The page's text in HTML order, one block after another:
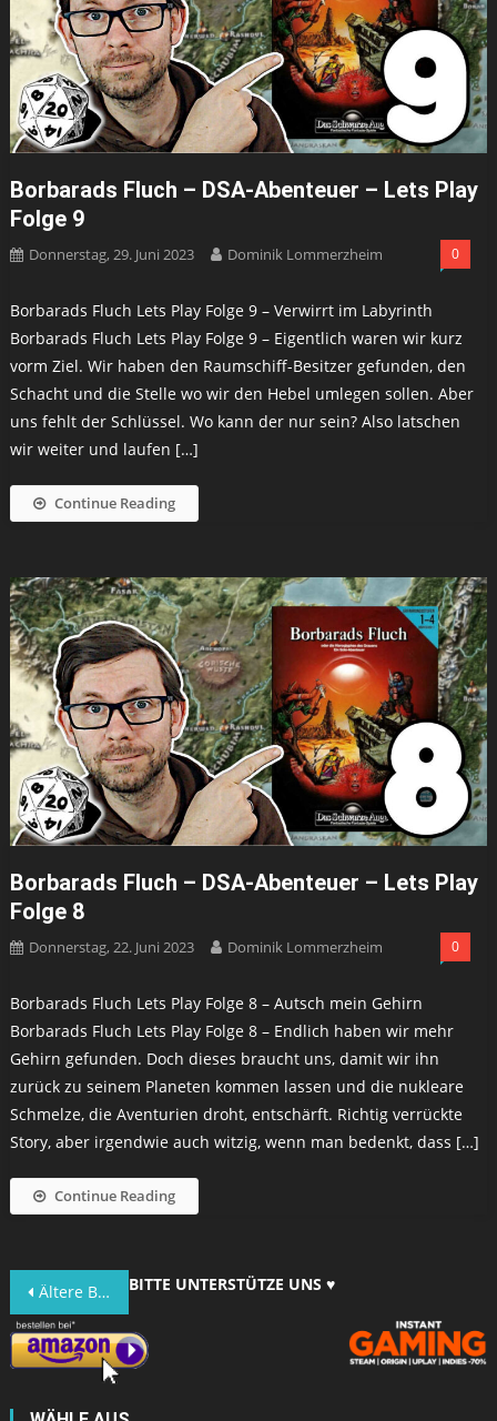
Borbarads Fluch – DSA-Abenteuer – Lets Play
Folge 9
Donnerstag, 29. Juni 2023 Dominik Lommerzheim 0
Borbarads Fluch Lets Play Folge 9 – Verwirrt im Labyrinth
Borbarads Fluch Lets Play Folge 9 – Eigentlich waren wir kurz
vorm Ziel. Wir haben den Raumschiff-Besitzer gefunden, den
Schacht und die Stelle wo wir den Hebel umlegen sollen. Aber
uns fehlt der Schlüssel. Wo kann der nur sein? Also latschen
wir weiter und laufen […]
Continue Reading
Borbarads Fluch – DSA-Abenteuer – Lets Play
Folge 8
Donnerstag, 22. Juni 2023 Dominik Lommerzheim 0
Borbarads Fluch Lets Play Folge 8 – Autsch mein Gehirn
Borbarads Fluch Lets Play Folge 8 – Endlich haben wir mehr
Gehirn gefunden. Doch dieses braucht uns, damit wir ihn
zurück zu seinem Planeten kommen lassen und die nukleare
Schmelze, die Aventurien droht, entschärft. Richtig verrückte
Story, aber irgendwie auch witzig, wenn man bedenkt, dass […]
Continue Reading
Beitragsnavigation
Ältere Beiträge BITTE UNTERSTÜTZE UNS ♥